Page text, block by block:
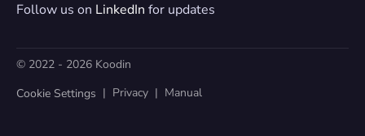
Follow us on LinkedIn for updates
© 2022 - 2026 Koodin
Cookie Settings
  |
Privacy
  |
Manual